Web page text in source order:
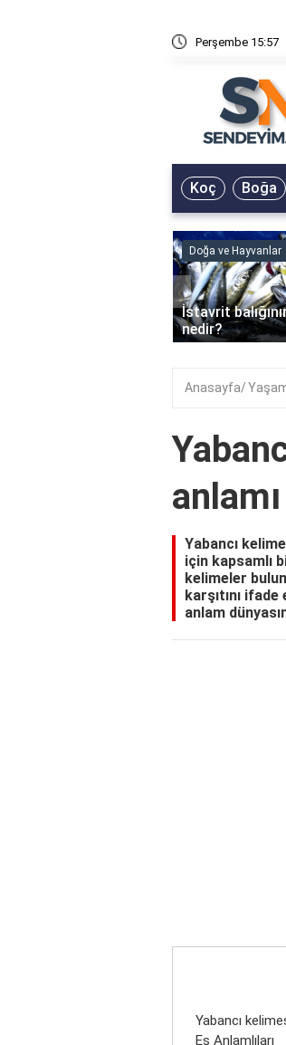
Perşembe 15:57
Koç Boğa
Doğa ve Hayvanlar
İstavrit
nedir?
‹
Anasayfa
Yabancı
için kapsamlı
kelimeler
karşıtını
anlam
Yabancı
Eş Anlamlıları